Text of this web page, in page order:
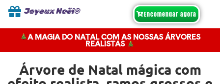
Joyeux Noël® Encomendar agora
A MAGIA DO NATAL COM AS NOSSAS ÁRVORES
REALISTAS
Árvore de Natal mágica com